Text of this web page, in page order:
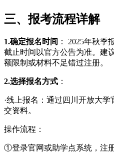
三、报考流程详解
1.确定报名时间 ： 2025年秋季
截止时间以官方公告为准。建
额限制或材料不足错过注册。
2.选择报名方式 ：
·线上报名：通过四川开放大
交资料。
操作流程：
①登录官网或助学点系统，注